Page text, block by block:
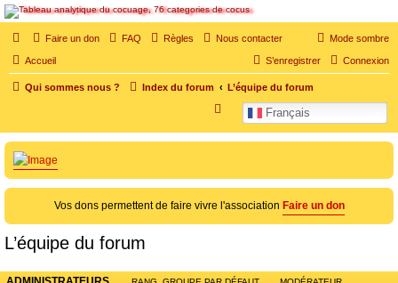
SOS cocu
SOS cocu est une association loi 1901 dont l'objet est le soutien aux victimes d'adultère.
Pouvoir parler, se confier, recevoir un soutien moral pour traverser une situation
Mode sombre
Faire un don FAQ Règles Nous contacter
Accueil Connexion
S’enregistrer
Qui sommes nous ? Index du forum L’équipe du forum
Français
e
Vos dons permettent de faire vivre l'association Faire un don
L’équipe du forum